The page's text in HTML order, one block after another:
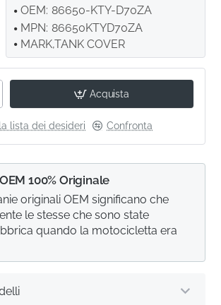
OEM: 86650-KTY-D70ZA
MPN: 86650KTYD70ZA
MARK,TANK COVER
Acquista
lista dei desideri Confronta
100% Originale
originali OEM significano che
le stesse che sono state
quando la motocicletta era